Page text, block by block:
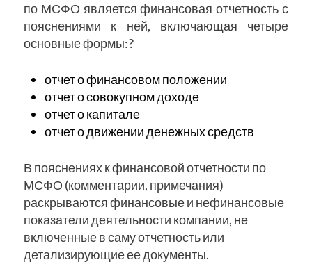
по МСФО является финансовая отчетность с
пояснениями к ней, включающая четыре
основные формы:?
отчет о финансовом положении
отчет о совокупном доходе
отчет о капитале
отчет о движении денежных средств
В пояснениях к финансовой отчетности по
МСФО (комментарии, примечания)
раскрываются финансовые и нефинансовые
показатели деятельности компании, не
включенные в саму отчетность или
детализирующие ее документы.